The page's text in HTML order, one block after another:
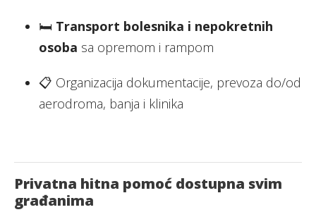
🛏️ Transport bolesnika i nepokretnih
osoba sa opremom i rampom
📋 Organizacija dokumentacije, prevoza do/od
aerodroma, banja i klinika
Privatna hitna pomoć dostupna svim
građanima